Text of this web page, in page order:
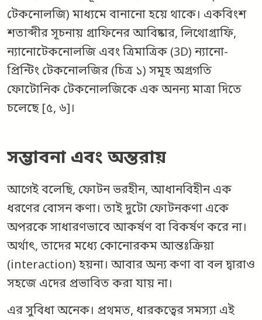
টেকনোলজি) মাধ্যমে বানানো হয়ে থাকে। একবিংশ
শতাব্দীর সূচনায় গ্রাফিনের আবিষ্কার, লিথোগ্রাফি,
ন্যানোটেকনোলজি এবং ত্রিমাত্রিক (3D) ন্যানো-
প্রিন্টিং টেকনোলজির (চিত্র ১) সমূহ অগ্রগতি
ফোটোনিক টেকনোলজিকে এক অনন্য মাত্রা দিতে
চলেছে [৫, ৬]।
সম্ভাবনা এবং অন্তরায়
আগেই বলেছি, ফোটন ভরহীন, আধানবিহীন এক
ধরণের বোসন কণা। তাই দুটো ফোটনকণা একে
অপরকে সাধারণভাবে আকর্ষণ বা বিকর্ষণ করে না।
অর্থাৎ, তাদের মধ্যে কোনোরকম আন্তঃক্রিয়া
(interaction) হয়না। আবার অন্য কণা বা বল দ্বারাও
সহজে এদের প্রভাবিত করা যায় না।
এর সুবিধা অনেক। প্রথমত, ধারকত্বের সমস্যা এই